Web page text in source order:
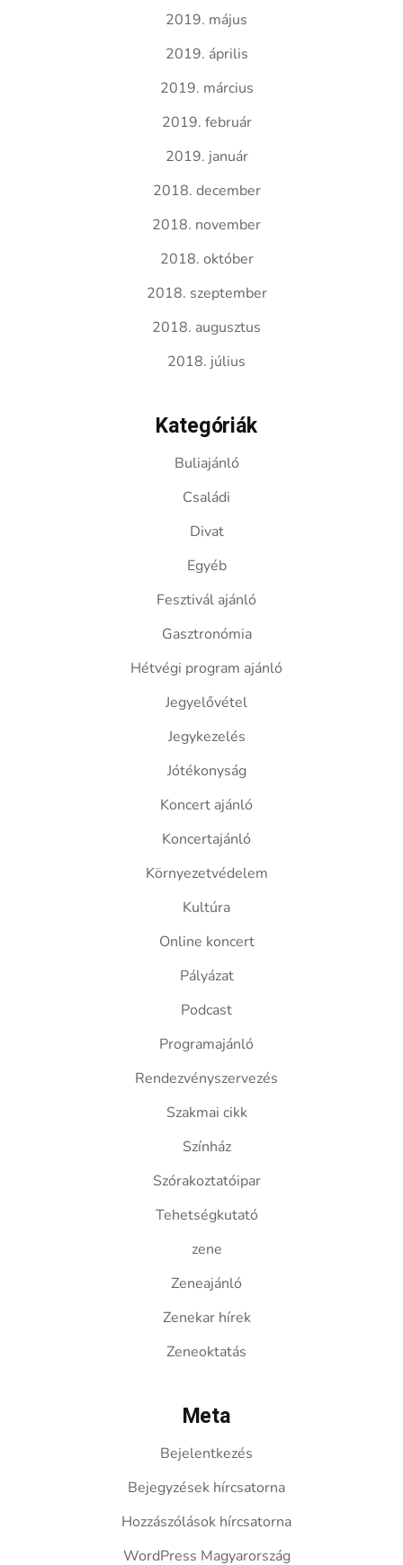
2019. május
2019. április
2019. március
2019. február
2019. január
2018. december
2018. november
2018. október
2018. szeptember
2018. augusztus
2018. július
Kategóriák
Buliajánló
Családi
Divat
Egyéb
Fesztivál ajánló
Gasztronómia
Hétvégi program ajánló
Jegyelővétel
Jegykezelés
Jótékonyság
Koncert ajánló
Koncertajánló
Környezetvédelem
Kultúra
Online koncert
Pályázat
Podcast
Programajánló
Rendezvényszervezés
Szakmai cikk
Színház
Szórakoztatóipar
Tehetségkutató
zene
Zeneajánló
Zenekar hírek
Zeneoktatás
Meta
Bejelentkezés
Bejegyzések hírcsatorna
Hozzászólások hírcsatorna
WordPress Magyarország